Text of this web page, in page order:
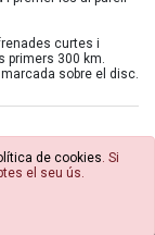
curtes i
primers 300 km.
sobre el disc.
de cookies . Si
el seu ús.